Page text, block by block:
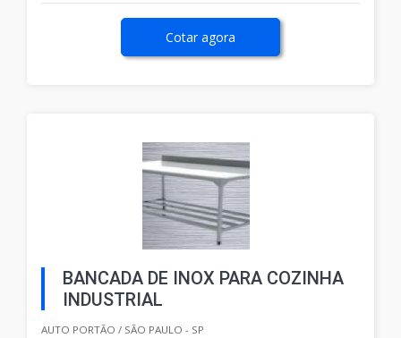
Cotar agora
BANCADA DE INOX PARA COZINHA
INDUSTRIAL
AUTO PORTÃO / SÃO PAULO - SP